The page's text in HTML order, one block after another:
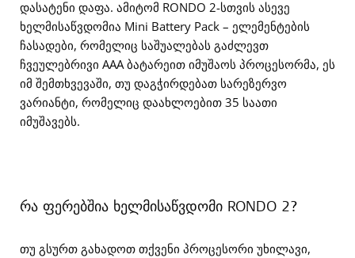
დასატენი დაფა. ამიტომ RONDO 2-სთვის ასევე
ხელმისაწვდომია Mini Battery Pack – ელემენტების
ჩასადები, რომელიც საშუალებას გაძლევთ
ჩვეულებრივი AAA ბატარეით იმუშაოს პროცესორმა, ეს
იმ შემთხვევაში, თუ დაგჭირდებათ სარეზერვო
ვარიანტი, რომელიც დაახლოებით 35 საათი
იმუშავებს.
რა ფერებშია ხელმისაწვდომი RONDO 2?
თუ გსურთ გახადოთ თქვენი პროცესორი უხილავი,